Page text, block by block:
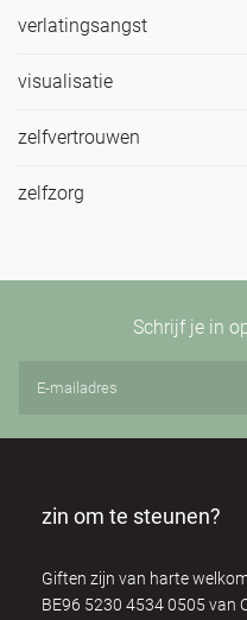
verlatingsangst
visualisatie
zelfvertrouwen
zelfzorg
Schrijf je in
zin om te steunen?
Giften zijn van harte
BE96 5230 4534 0505 van